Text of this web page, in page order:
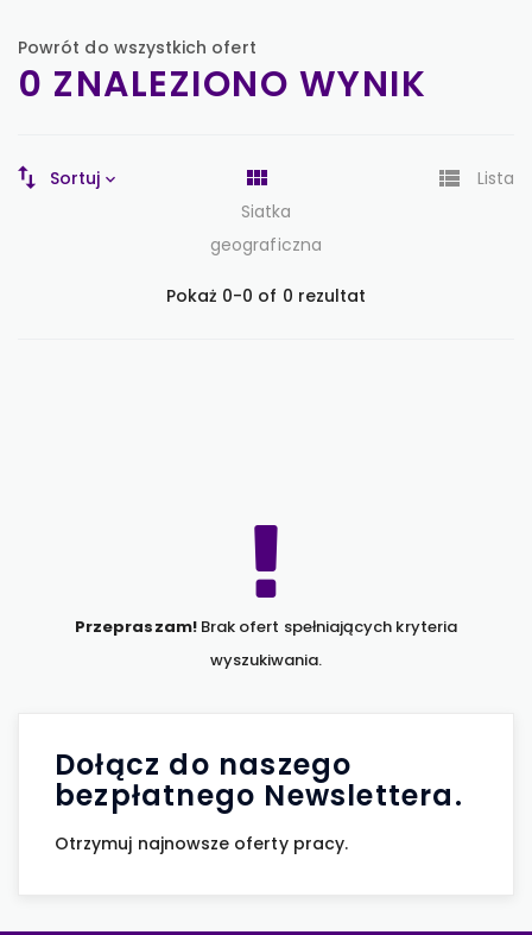
Powrót do wszystkich ofert
0 ZNALEZIONO WYNIK
Sortuj
Siatka
geograficzna
Lista
Pokaż 0-0 of 0 rezultat
Przepraszam! Brak ofert spełniających kryteria
wyszukiwania.
Dołącz do naszego
bezpłatnego Newslettera.
Otrzymuj najnowsze oferty pracy.